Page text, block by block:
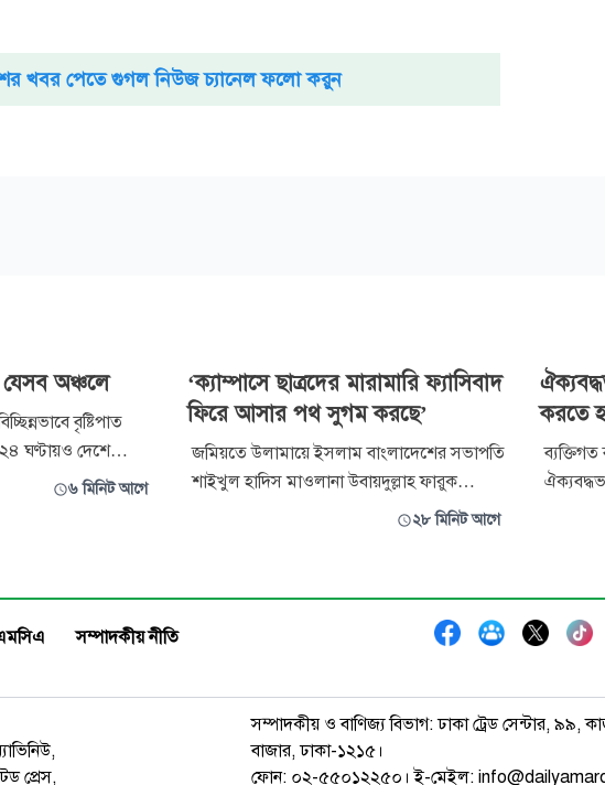
খবর পেতে গুগল নিউজ চ্যানেল ফলো করুন
অঞ্চলে
বৃষ্টিপাত
ঘণ্টায়ও দেশে
রেকর্ড করা
রাত ১টার মধ্
৬ মিনিট আগে
‘ক্যাম্পাসে ছাত্রদের মারামারি ফ্যাসিবাদ
ফিরে আসার পথ সুগম করছে’
জমিয়তে উলামায়ে ইসলাম বাংলাদেশের সভাপতি
শাইখুল হাদিস মাওলানা উবায়দুল্লাহ ফারুক
বলেছেন, শিক্ষা প্রতিষ্ঠানের ক্যাম্পাসে ও
বিরোধে না জড়িয়ে সবাইকে ঐক্যবদ্ধ হয়ে কাজ
২৮ মিনিট আগে
করতে
ব্যক্তিগত
কাজ
ঢাকা’-র
গ্রহণ,
সম্পাদকীয় নীতি
প্রেস,
সম্পাদকীয় ও বাণিজ্য বিভাগ: ঢাকা ট্রেড সেন্টার, ৯৯,
বাজার, ঢাকা-১২১৫।
ফোন: ০২-৫৫০১২২৫০। ই-মেইল: